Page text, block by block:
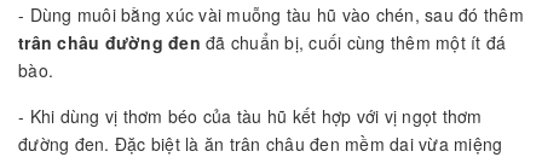
- Dùng muôi bằng xúc vài muỗng tàu hũ vào chén, sau đó thêm
trân châu đường đen đã chuẩn bị, cuối cùng thêm một ít đá
bào.
- Khi dùng vị thơm béo của tàu hũ kết hợp với vị ngọt thơm
đường đen. Đặc biệt là ăn trân châu đen mềm dai vừa miệng